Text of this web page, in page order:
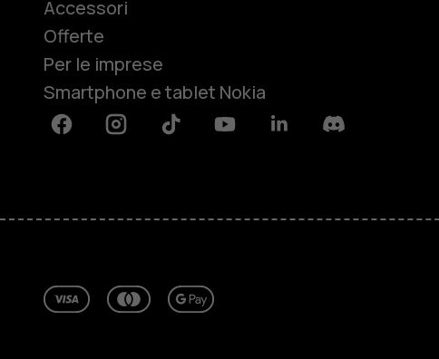
Informazioni su
Accessori
Offerte
Per le imprese
Smartphone e tablet Nokia
FacebookInstagramTiktok YoutubeLinkedinDiscord